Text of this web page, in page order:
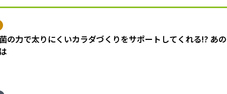
の力で太りにくいカラダづくりをサポートしてくれる!? あ